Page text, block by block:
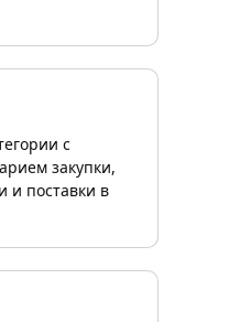
с
закупки,
и поставки в